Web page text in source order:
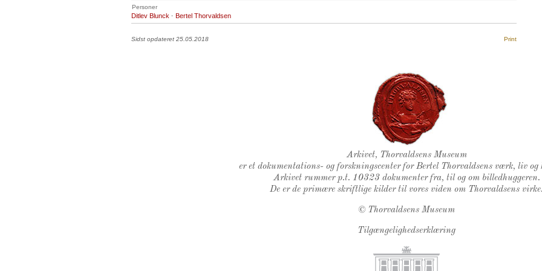
Personer
Ditlev Blunck · Bertel Thorvaldsen
Sidst opdateret 25.05.2018 Print
Thorvaldsens Segl
Arkivet, Thorvaldsens Museum
er et dokumentations- og forskningscenter for Bertel Thorvaldsens værk, liv og
Arkivet rummer p.t. 10323 dokumenter fra, til og om billedhuggeren.
De er de primære skriftlige kilder til vores viden om Thorvaldsens virke.
© Thorvaldsens Museum
Tilgængelighedserklæring